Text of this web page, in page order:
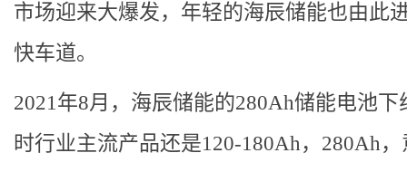
市场迎来大爆发，年轻的海辰储能也由此
快车道。
2021年8月，海辰储能的280Ah储能电池下
时行业主流产品还是120-180Ah，280Ah